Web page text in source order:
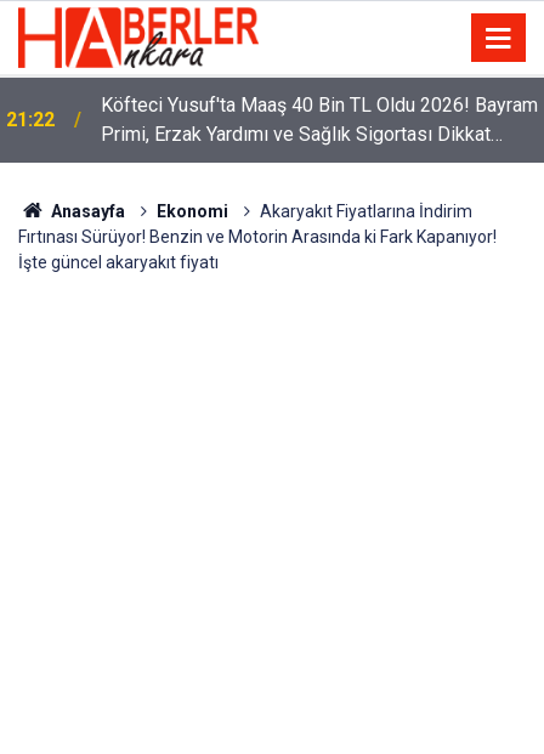
21:22
Köfteci Yusuf'ta Maaş 40 Bin TL Oldu 2026! Bayram
Primi, Erzak Yardımı ve Sağlık Sigortası Dikkat
Çekti
Anasayfa Ekonomi
Akaryakıt Fiyatlarına İndirim
Fırtınası Sürüyor! Benzin ve Motorin Arasında ki Fark Kapanıyor!
İşte güncel akaryakıt fiyatı